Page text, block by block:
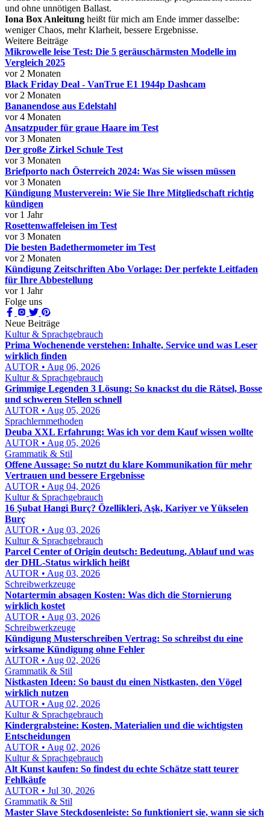
und ohne unnötigen Ballast.
Iona Box Anleitung heißt für mich am Ende immer dasselbe:
weniger Chaos, mehr Klarheit, bessere Ergebnisse.
Weitere Beiträge
Mikrowelle leise Test: Die 5 geräuschärmsten Modelle im
Vergleich 2025
vor 2 Monaten
Black Friday Deal - VanTrue E1 1944p Dashcam
vor 2 Monaten
Bananendose aus Edelstahl
vor 4 Monaten
Ansatzpuder für graue Haare im Test
vor 3 Monaten
Der große Zirkel Schule Test
vor 3 Monaten
Briefporto nach Österreich 2024: Was Sie wissen müssen
vor 3 Monaten
Kündigung Musterverein: Wie Sie Ihre Mitgliedschaft richtig
kündigen
vor 1 Jahr
Rosettenwaffeleisen im Test
vor 3 Monaten
Die besten Badethermometer im Test
vor 2 Monaten
Kündigung Zeitschriften Abo Vorlage: Der perfekte Leitfaden
für Ihre Abbestellung
vor 1 Jahr
Folge uns
Neue Beiträge
Kultur & Sprachgebrauch
Prima Wochenende verstehen: Inhalte, Service und was Leser
wirklich finden
AUTOR • Aug 06, 2026
Kultur & Sprachgebrauch
Grimmige Legenden 3 Lösung: So knackst du die Rätsel, Bosse
und schweren Stellen schnell
AUTOR • Aug 05, 2026
Sprachlernmethoden
Deuba XXL Erfahrung: Was ich vor dem Kauf wissen wollte
AUTOR • Aug 05, 2026
Grammatik & Stil
Offene Aussage: So nutzt du klare Kommunikation für mehr
Vertrauen und bessere Ergebnisse
AUTOR • Aug 04, 2026
Kultur & Sprachgebrauch
16 Şubat Hangi Burç? Özellikleri, Aşk, Kariyer ve Yükselen
Burç
AUTOR • Aug 03, 2026
Kultur & Sprachgebrauch
Parcel Center of Origin deutsch: Bedeutung, Ablauf und was
der DHL-Status wirklich heißt
AUTOR • Aug 03, 2026
Schreibwerkzeuge
Notartermin absagen Kosten: Was dich die Stornierung
wirklich kostet
AUTOR • Aug 03, 2026
Schreibwerkzeuge
Kündigung Musterschreiben Vertrag: So schreibst du eine
wirksame Kündigung ohne Fehler
AUTOR • Aug 02, 2026
Grammatik & Stil
Nistkasten Ideen: So baust du einen Nistkasten, den Vögel
wirklich nutzen
AUTOR • Aug 02, 2026
Kultur & Sprachgebrauch
Kindergrabsteine: Kosten, Materialien und die wichtigsten
Entscheidungen
AUTOR • Aug 02, 2026
Kultur & Sprachgebrauch
Alt Kunst kaufen: So findest du echte Schätze statt teurer
Fehlkäufe
AUTOR • Jul 30, 2026
Grammatik & Stil
Master Slave Steckdosenleiste: So funktioniert sie, wann sie sich